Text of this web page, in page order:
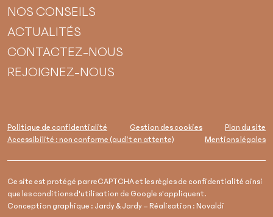
NOS CONSEILS
ACTUALITÉS
CONTACTEZ-NOUS
REJOIGNEZ-NOUS
Politique de confidentialité Gestion des cookies
Plan du site
Accessibilité : non conforme (audit en attente)
Mentions légales
Ce site est protégé par reCAPTCHA et les règles de confidentialité ainsi
que les conditions d'utilisation de Google s'appliquent.
Conception graphique : Jardy & Jardy – Réalisation : Novaldi